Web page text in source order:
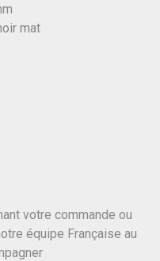
mat
votre commande ou
équipe Française au